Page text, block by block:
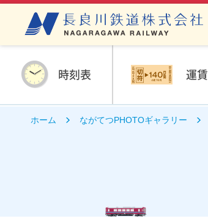
時刻表 運賃
ホーム ながてつPHOTOギャラリー